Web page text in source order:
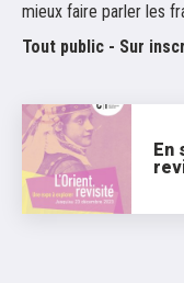
mieux faire parler les
Tout public - Sur
En